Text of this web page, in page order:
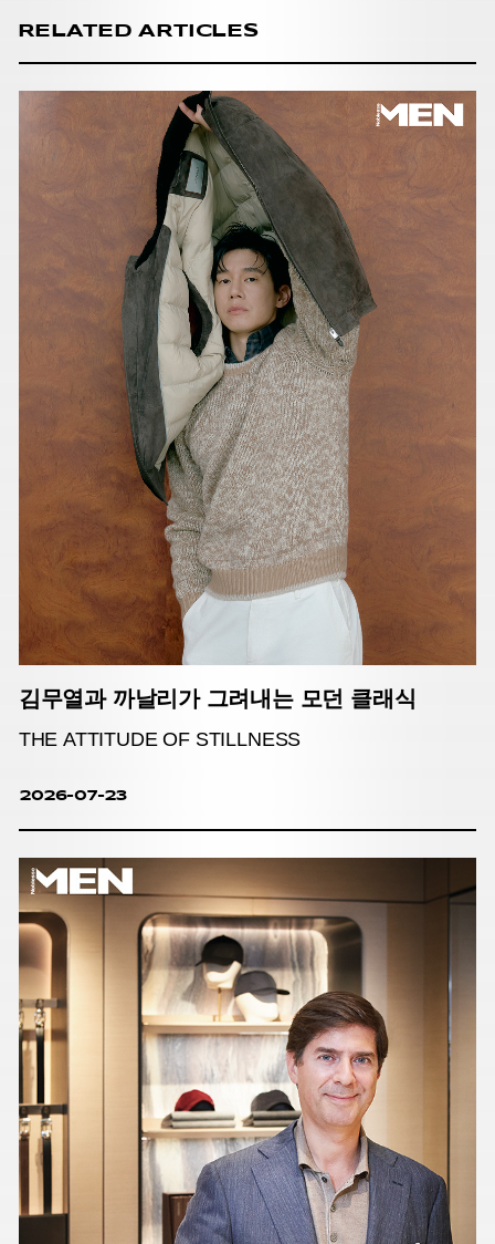
RELATED ARTICLES
김무열과 까날리가 그려내는 모던 클래식
THE ATTITUDE OF STILLNESS
2026-07-23